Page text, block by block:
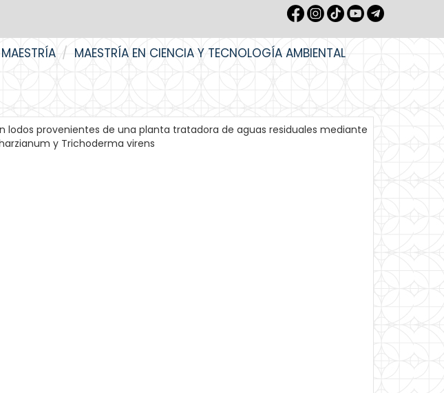
MAESTRÍA MAESTRÍA EN CIENCIA Y TECNOLOGÍA AMBIENTAL
lodos provenientes de una planta tratadora de aguas residuales mediante
y Trichoderma virens